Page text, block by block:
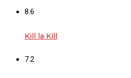
8.6
Kill la Kill
7.2